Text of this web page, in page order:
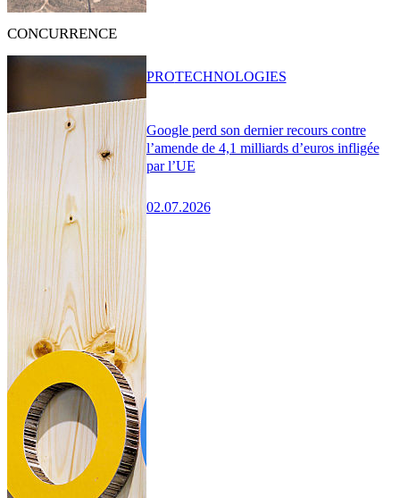
CONCURRENCE
Google perd son dernier recours contre
l’amende de 4,1 milliards d’euros infligée
par l’UE
02.07.2026
PROTECHNOLOGIES